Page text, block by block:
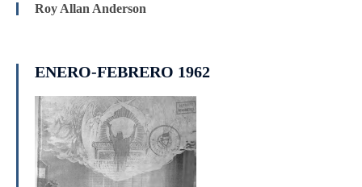
Roy Allan Anderson
ENERO-FEBRERO 1962